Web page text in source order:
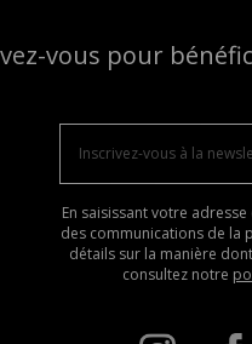
vous pour
En saisissant votre
des communications de la
détails sur la manière
consultez notre